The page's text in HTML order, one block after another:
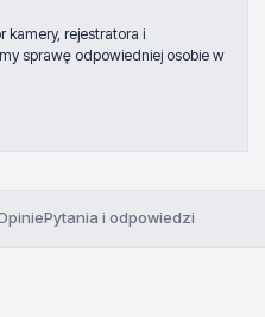
rejestratora i
sprawę odpowiedniej osobie w
Pytania i odpowiedzi